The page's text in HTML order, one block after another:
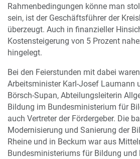
Rahmenbedingungen könne man
sein, ist der Geschäftsführer der
überzeugt. Auch in finanzieller
Kostensteigerung von 5 Prozent
hingelegt.
Bei den Feierstunden mit dabei
Arbeitsminister Karl-Josef Laumann
Börsch-Supan, Abteilungsleiterin
Bildung im Bundesministerium für
auch Vertreter der Fördergeber. Die
Modernisierung und Sanierung der
Rheine und in Beckum war aus
Bundesministeriums für Bildung und